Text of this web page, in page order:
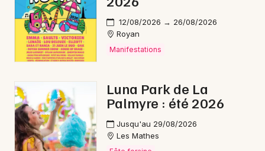
17 - Charente-Maritime
Choisir mes départements
Mon email
12/08/2026 → 26/08/2026
Royan
Manifestations
Luna Park de La
Palmyre : été 2026
Jusqu'au 29/08/2026
Les Mathes